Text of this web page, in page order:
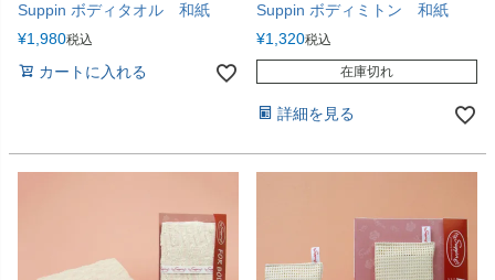
Suppin ボディタオル 和紙
¥1,980税込
カートに入れる
Suppin ボディミトン 和紙
¥1,320税込
在庫切れ
詳細を見る